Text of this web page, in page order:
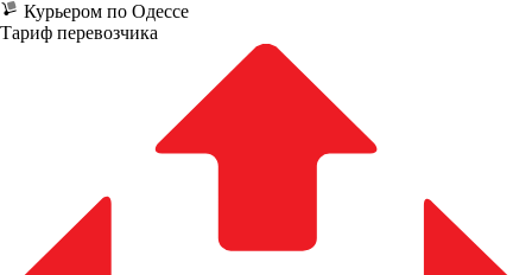
Курьером по Одессе
Тариф перевозчика